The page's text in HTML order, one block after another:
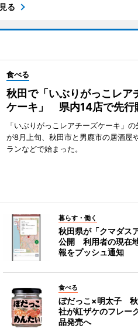
る
食べる
秋田で「いぶりがっこレア
ケーキ」 県内14店で先行
「いぶりがっこレアチーズケーキ」の
が8月上旬、秋田市と男鹿市の居酒屋
ランなどで始まった。
暮らす・働く
秋田県が「クマダス
公開 利用者の現在
報をプッシュ通知
食べる
ぼだっこ×明太子
社が紅ザケのフレー
品発売へ